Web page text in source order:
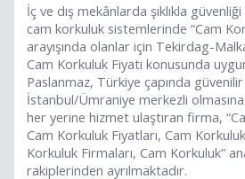
İç ve dış mekânlarda şıklıkla
cam korkuluk sistemlerinde “Cam
arayışında olanlar için Tekirdag-
Cam Korkuluk Fiyatı konusunda
Paslanmaz, Türkiye çapında
İstanbul/Ümraniye merkezli
her yerine hizmet ulaştıran firma,
Cam Korkuluk Fiyatları, Cam
Korkuluk Firmaları, Cam Korkuluk”
rakiplerinden ayrılmaktadır.